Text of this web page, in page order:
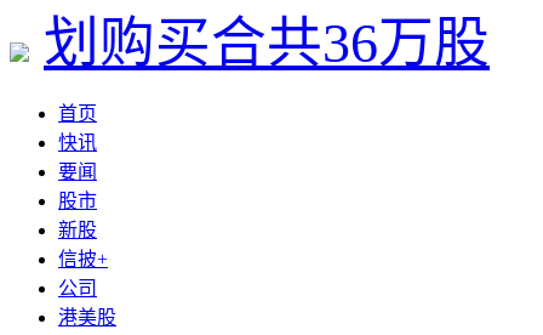
首页
快讯
要闻
股市
新股
信披+
公司
港美股